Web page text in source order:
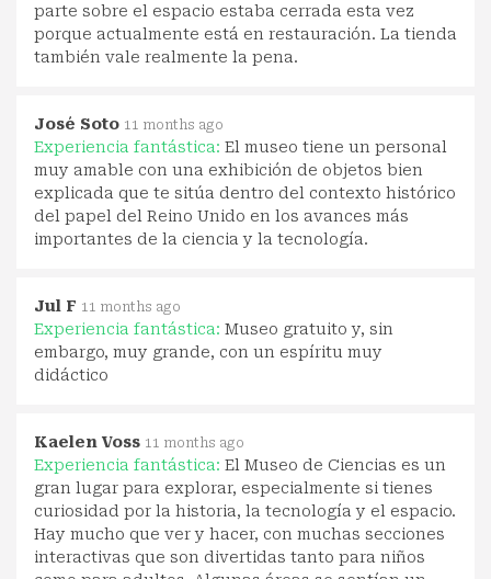
parte sobre el espacio estaba cerrada esta vez
porque actualmente está en restauración. La tienda
también vale realmente la pena.
José Soto 11 months ago
Experiencia fantástica: El museo tiene un personal
muy amable con una exhibición de objetos bien
explicada que te sitúa dentro del contexto histórico
del papel del Reino Unido en los avances más
importantes de la ciencia y la tecnología.
Jul F 11 months ago
Experiencia fantástica: Museo gratuito y, sin
embargo, muy grande, con un espíritu muy
didáctico
Kaelen Voss 11 months ago
Experiencia fantástica: El Museo de Ciencias es un
gran lugar para explorar, especialmente si tienes
curiosidad por la historia, la tecnología y el espacio.
Hay mucho que ver y hacer, con muchas secciones
interactivas que son divertidas tanto para niños